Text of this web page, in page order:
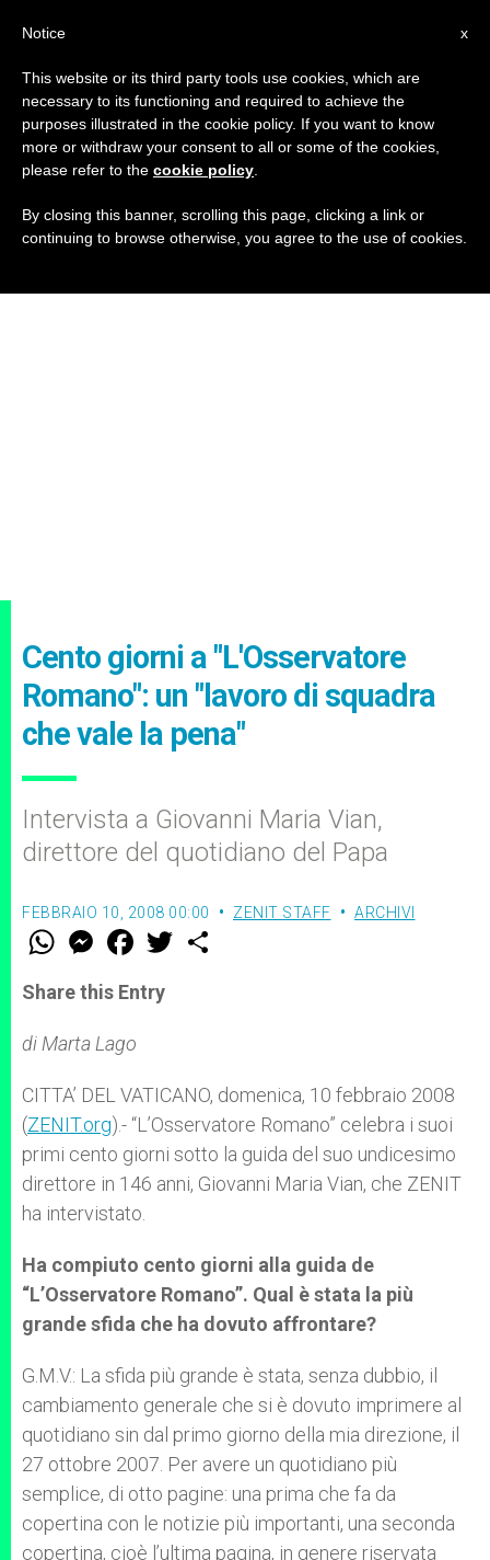
Cento giorni a "L'Osservatore
Romano": un "lavoro di squadra
che vale la pena"
Intervista a Giovanni Maria Vian,
direttore del quotidiano del Papa
FEBBRAIO 10, 2008 00:00 ZENIT STAFF ARCHIVI
W
t
s
p
p
M
e
s
e
g
e
F
a
e
b
w
Share this Entry
di Marta Lago
CITTA’ DEL VATICANO, domenica, 10 febbraio 2008
(ZENIT.org).- “L’Osservatore Romano” celebra i suoi
primi cento giorni sotto la guida del suo undicesimo
direttore in 146 anni, Giovanni Maria Vian, che ZENIT
ha intervistato.
Ha compiuto cento giorni alla guida de
“L’Osservatore Romano”. Qual è stata la più
grande sfida che ha dovuto affrontare?
G.M.V.: La sfida più grande è stata, senza dubbio, il
cambiamento generale che si è dovuto imprimere al
quotidiano sin dal primo giorno della mia direzione, il
27 ottobre 2007. Per avere un quotidiano più
semplice, di otto pagine: una prima che fa da
copertina con le notizie più importanti, una seconda
copertina, cioè l’ultima pagina, in genere riservata
x
Notice
This website or its third party tools use cookies, which are
necessary to its functioning and required to achieve the
purposes illustrated in the cookie policy. If you want to know
more or withdraw your consent to all or some of the cookies,
please refer to the cookie policy
By closing this banner, scrolling this page, clicking a link or
continuing to browse otherwise, you agree to the use of cookies.